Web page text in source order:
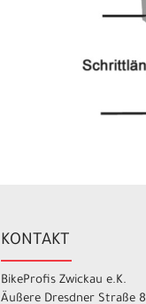
KONTAKT
BikeProfis Zwickau e.K.
Äußere Dresdner Straße 8